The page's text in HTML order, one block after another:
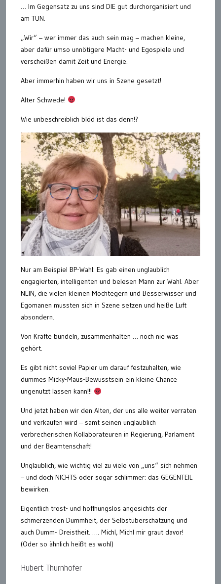
… Im Gegensatz zu uns sind DIE gut durchorganisiert und
am TUN.
„Wir“ – wer immer das auch sein mag – machen kleine,
aber dafür umso unnötigere Macht- und Egospiele und
verscheißen damit Zeit und Energie.
Aber immerhin haben wir uns in Szene gesetzt!
Alter Schwede!
Wie unbeschreiblich blöd ist das denn!?
Nur am Beispiel BP-Wahl: Es gab einen unglaublich
engagierten, intelligenten und belesen Mann zur Wahl. Aber
NEIN, die vielen kleinen Möchtegern und Besserwisser und
Egomanen mussten sich in Szene setzen und heiße Luft
absondern.
Von Kräfte bündeln, zusammenhalten … noch nie was
gehört.
Es gibt nicht soviel Papier um darauf festzuhalten, wie
dummes Micky-Maus-Bewusstsein ein kleine Chance
ungenutzt lassen kann!!!
Und jetzt haben wir den Alten, der uns alle weiter verraten
und verkaufen wird – samt seinen unglaublich
verbrecherischen Kollaborateuren in Regierung, Parlament
und der Beamtenschaft!
Unglaublich, wie wichtig viel zu viele von „uns“ sich nehmen
– und doch NICHTS oder sogar schlimmer: das GEGENTEIL
bewirken.
Eigentlich trost- und hoffnungslos angesichts der
schmerzenden Dummheit, der Selbstüberschätzung und
auch Dumm- Dreistheit. …. Michl, Michl mir graut davor!
(Oder so ähnlich heißt es wohl)
Hubert Thurnhofer